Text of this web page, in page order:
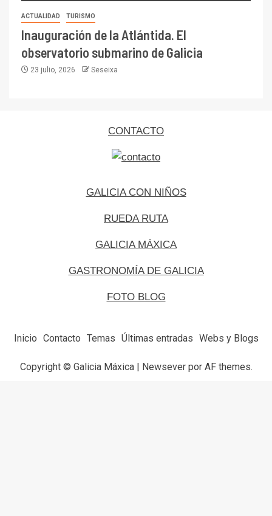
ACTUALIDAD TURISMO
Inauguración de la Atlántida. El
observatorio submarino de Galicia
23 julio, 2026 Seseixa
CONTACTO
GALICIA CON NIÑOS
RUEDA RUTA
GALICIA MÁXICA
GASTRONOMÍA DE GALICIA
FOTO BLOG
Inicio Contacto Temas Últimas entradas Webs y Blogs
Copyright © Galicia Máxica | Newseverpor AF themes.